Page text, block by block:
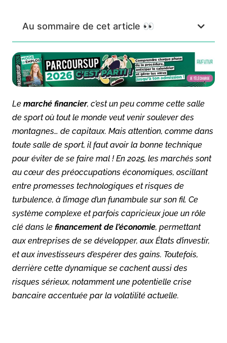
Au sommaire de cet article 👀
Le marché financier, c’est un peu comme cette salle
de sport où tout le monde veut venir soulever des
montagnes… de capitaux. Mais attention, comme dans
toute salle de sport, il faut avoir la bonne technique
pour éviter de se faire mal ! En 2025, les marchés sont
au cœur des préoccupations économiques, oscillant
entre promesses technologiques et risques de
turbulence, à l’image d’un funambule sur son fil. Ce
système complexe et parfois capricieux joue un rôle
clé dans le financement de l’économie, permettant
aux entreprises de se développer, aux États d’investir,
et aux investisseurs d’espérer des gains. Toutefois,
derrière cette dynamique se cachent aussi des
risques sérieux, notamment une potentielle crise
bancaire accentuée par la volatilité actuelle.